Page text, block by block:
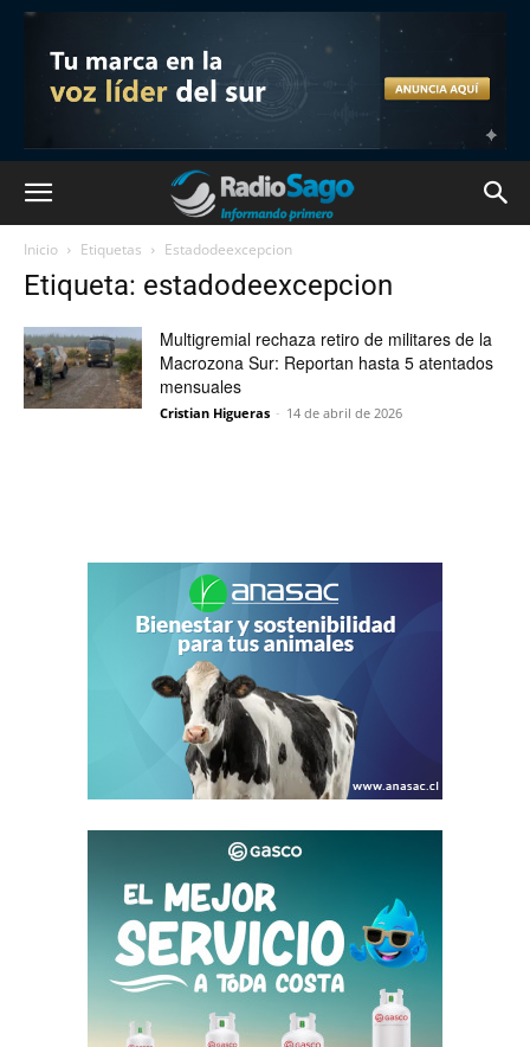
Inicio Etiquetas Estadodeexcepcion
Etiqueta: estadodeexcepcion
Multigremial rechaza retiro de militares de la
Macrozona Sur: Reportan hasta 5 atentados
mensuales
Cristian Higueras - 14 de abril de 2026